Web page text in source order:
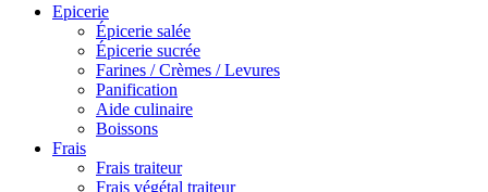
Epicerie
Épicerie salée
Épicerie sucrée
Farines / Crèmes / Levures
Panification
Aide culinaire
Boissons
Frais
Frais traiteur
Frais végétal traiteur